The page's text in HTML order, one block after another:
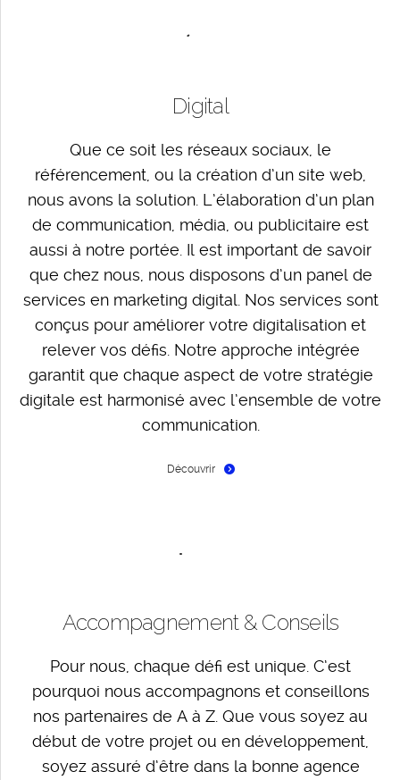
Digital
Que ce soit les réseaux sociaux, le
référencement, ou la création d’un site web,
nous avons la solution. L’élaboration d’un plan
de communication, média, ou publicitaire est
aussi à notre portée. Il est important de savoir
que chez nous, nous disposons d’un panel de
services en marketing digital. Nos services sont
conçus pour améliorer votre digitalisation et
relever vos défis. Notre approche intégrée
garantit que chaque aspect de votre stratégie
digitale est harmonisé avec l’ensemble de votre
communication.
Découvrir
Accompagnement & Conseils
Pour nous, chaque défi est unique. C’est
pourquoi nous accompagnons et conseillons
nos partenaires de A à Z. Que vous soyez au
début de votre projet ou en développement,
soyez assuré d’être dans la bonne agence